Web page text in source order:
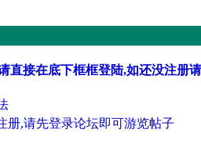
直接在底下框框登陆,如还没注册
册,请先登录论坛即可游览帖子